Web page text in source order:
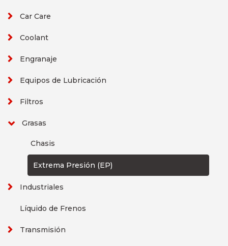
Car Care
Coolant
Engranaje
Equipos de Lubricación
Filtros
Grasas
Chasis
Extrema Presión (EP)
Industriales
Líquido de Frenos
Transmisión